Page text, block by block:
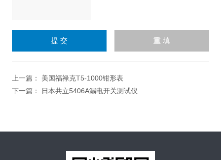
上一篇： 美国福禄克T5-1000钳形表
下一篇：
日本共立5406A漏电开关测试仪